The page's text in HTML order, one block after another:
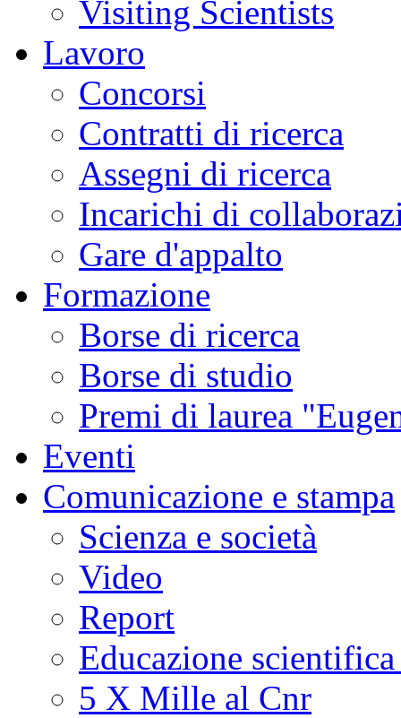
Visiting Scientists
Lavoro
Concorsi
Contratti di ricerca
Assegni di ricerca
Incarichi di
Gare d'appalto
Formazione
Borse di ricerca
Borse di studio
Premi di laurea
Eventi
Comunicazione e stampa
Scienza e società
Video
Report
Educazione
5 X Mille al Cnr